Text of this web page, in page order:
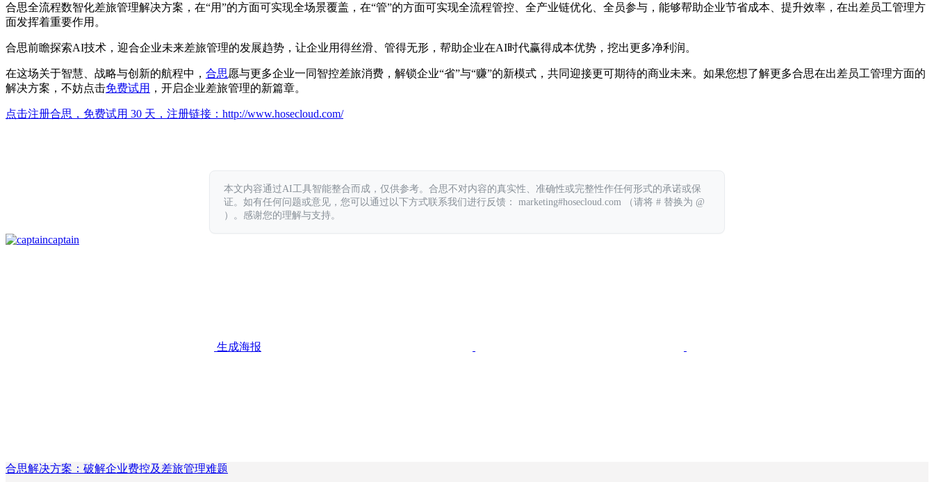
合思全流程数智化差旅管理解决方案，在“用”的方面可实现全场景覆盖，在“管”的方面可实现全流程管控、全产业链优化、全员参与，能够帮助企业节省成本、提升效率，在出差员工管理方
面发挥着重要作用。
合思前瞻探索AI技术，迎合企业未来差旅管理的发展趋势，让企业用得丝滑、管得无形，帮助企业在AI时代赢得成本优势，挖出更多净利润。
在这场关于智慧、战略与创新的航程中， 合思愿与更多企业一同智控差旅消费，解锁企业“省”与“赚”的新模式，共同迎接更可期待的商业未来。如果您想了解更多合思在出差员工管理方面的
解决方案，不妨点击免费试用 ，开启企业差旅管理的新篇章。
点击注册合思，免费试用 30 天，注册链接： http://www.hosecloud.com/
本文内容通过AI工具智能整合而成，仅供参考。合思不对内容的真实性、准确性或完整性作任何形式的承诺或保
证。如有任何问题或意见，您可以通过以下方式联系我们进行反馈： marketing#hosecloud.com （请将 # 替换为 @
）。感谢您的理解与支持。
captain
生成海报
合思解决方案：破解企业费控及差旅管理难题